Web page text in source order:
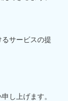
サービスの提
し上げます。